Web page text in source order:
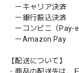
ーキャリア決済
ー銀行振込決済
ーコンビニ（Pay-
ーAmazon Pay
【配送について】